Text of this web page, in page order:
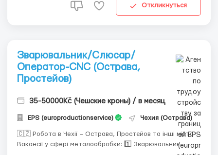
Откликнуться
Зварювальник/Слюсар/
Оператор-CNC (Острава,
Простейов)
35-50000Kč (Чешские кроны) / в месяц
EPS (europroductionservice) Чехия (Острава)
🇨🇿 Робота в Чехії – Острава, Простєйов та інші міста
Вакансії у сфері металообробки: 1️⃣ Зварювальник